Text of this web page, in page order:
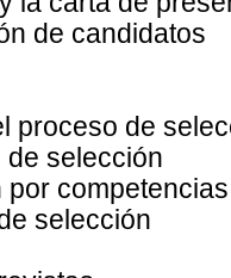
de candidatos
proceso de
selección
por competencias
selección